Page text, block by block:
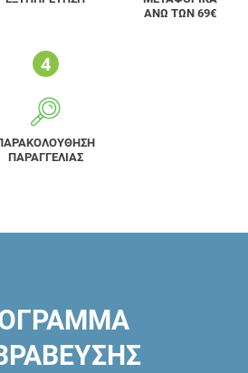
ΑΝΩ ΤΩΝ 69€
ΠΑΡΑΓΓΕΛΙΑΣ